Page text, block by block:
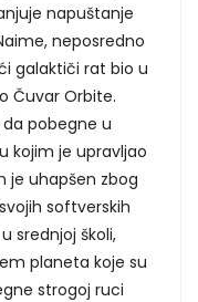
napuštanje
neposredno
galaktiči rat bio u
Čuvar Orbite.
da pobegne u
kojim je upravljao
je uhapšen zbog
softverskih
srednjoj školi,
planeta koje su
strogoj ruci